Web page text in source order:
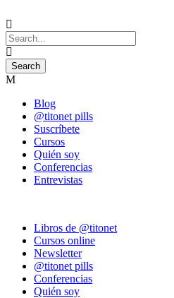
Blog
@titonet pills
Suscríbete
Cursos
Quién soy
Conferencias
Entrevistas
Libros de @titonet
Cursos online
Newsletter
@titonet pills
Conferencias
Quién soy